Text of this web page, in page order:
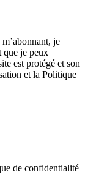
je
que je peux
est protégé et son
et la Politique
de confidentialité